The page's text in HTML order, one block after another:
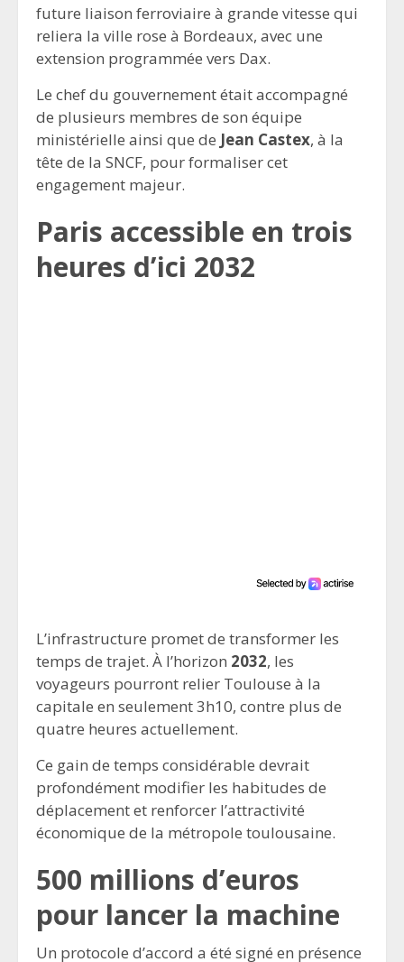
future liaison ferroviaire à grande vitesse qui
reliera la ville rose à Bordeaux, avec une
extension programmée vers Dax.
Le chef du gouvernement était accompagné
de plusieurs membres de son équipe
ministérielle ainsi que de Jean Castex, à la
tête de la SNCF, pour formaliser cet
engagement majeur.
Paris accessible en trois
heures d’ici 2032
L’infrastructure promet de transformer les
temps de trajet. À l’horizon 2032, les
voyageurs pourront relier Toulouse à la
capitale en seulement 3h10, contre plus de
quatre heures actuellement.
Ce gain de temps considérable devrait
profondément modifier les habitudes de
déplacement et renforcer l’attractivité
économique de la métropole toulousaine.
500 millions d’euros
pour lancer la machine
Un protocole d’accord a été signé en présence